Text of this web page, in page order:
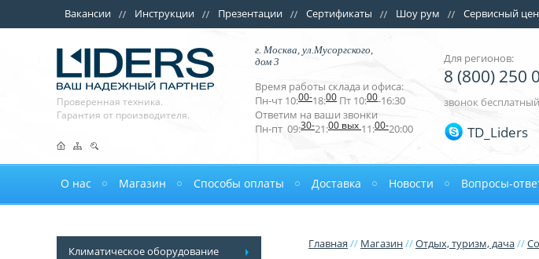
Вакансии Инструкции Презентации Сертификаты Шоу рум Сервисный
Проверенная техника.
Гарантия от производителя.
г. Москва, ул.Мусоргского,
дом 3
Время работы склада и офиса:
Пн-чт 10:00-18:00 Пт 10:00-16:30
Ответим на ваши звонки
Пн-пт 09:30-21:00 вых 11:00-20:00
Для регионов:
8 (800) 250
звонок бесплатный
TD_Liders
О нас Магазин Способы оплаты Доставка Новости Вопросы-
Климатическое оборудование
Главная // Магазин//Отдых, туризм, дача//